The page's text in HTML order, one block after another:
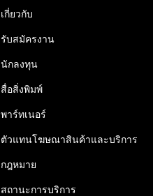
เกี่ยวกับ
รับสมัครงาน
นักลงทุน
สื่อสิ่งพิมพ์
พาร์ทเนอร์
ตัวแทนโฆษณาสินค้าและบริการ
กฎหมาย
สถานะการบริการ